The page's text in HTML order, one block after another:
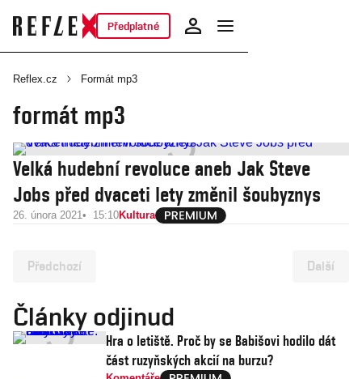
Předplatné
Reflex.cz Formát mp3
formát mp3
Velká hudební revoluce aneb Jak Steve
Jobs před dvaceti lety změnil šoubyznys
26. února 2021 15:10Kultura
Předchozí Další
Články odjinud
Hra o letiště. Proč by se Babišovi hodilo dát
část ruzyňských akcií na burzu?